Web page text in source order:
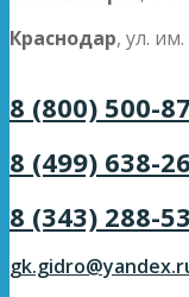
Краснодар, ул.
8 (800) 500-
8 (499) 638-
8 (343) 288-